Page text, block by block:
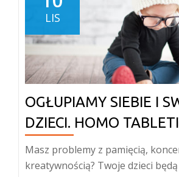
LIS
OGŁUPIAMY SIEBIE I
DZIECI. HOMO
Masz problemy z pamięcią,
kreatywnością? Twoje dzieci będą